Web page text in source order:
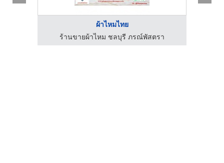
ผ้าไหมไทย
ร้านขายผ้าไหม ชลบุรี ภรณ์พัสตรา